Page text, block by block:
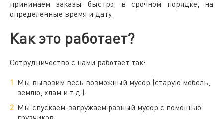
принимаем заказы быстро, в срочном порядке, на
определенные время и дату.
Как это работает?
Сотрудничество с нами работает так:
Мы вывозим весь возможный мусор (старую мебель,
землю, хлам и т.д.).
Мы спускаем-загружаем разный мусор с помощью
грузчиков.